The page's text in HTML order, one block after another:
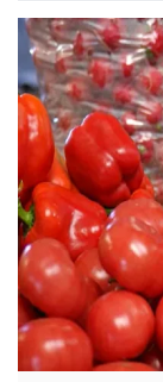
сегодня, 06:00